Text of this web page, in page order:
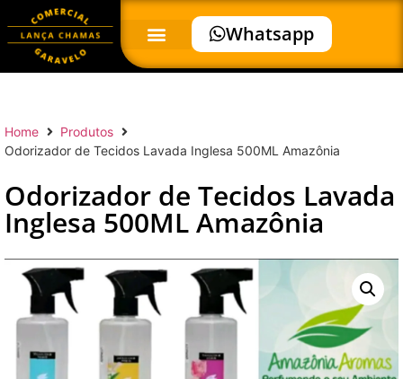
Whatsapp
Home
Produtos
Odorizador de Tecidos Lavada Inglesa 500ML Amazônia
Odorizador de Tecidos Lavada
Inglesa 500ML Amazônia